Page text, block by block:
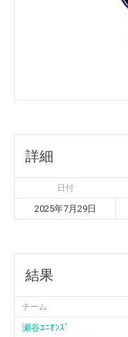
詳細
日付
2025年7月29日
結果
チーム
瀬谷ﾕﾆｵﾝｽﾞ